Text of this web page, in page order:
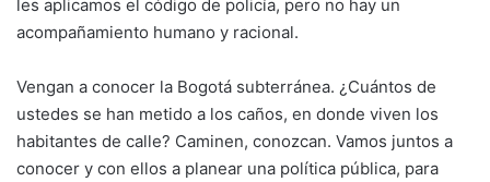
les aplicamos el código de policía, pero no hay un
acompañamiento humano y racional.
Vengan a conocer la Bogotá subterránea. ¿Cuántos de
ustedes se han metido a los caños, en donde viven los
habitantes de calle? Caminen, conozcan. Vamos juntos a
conocer y con ellos a planear una política pública, para